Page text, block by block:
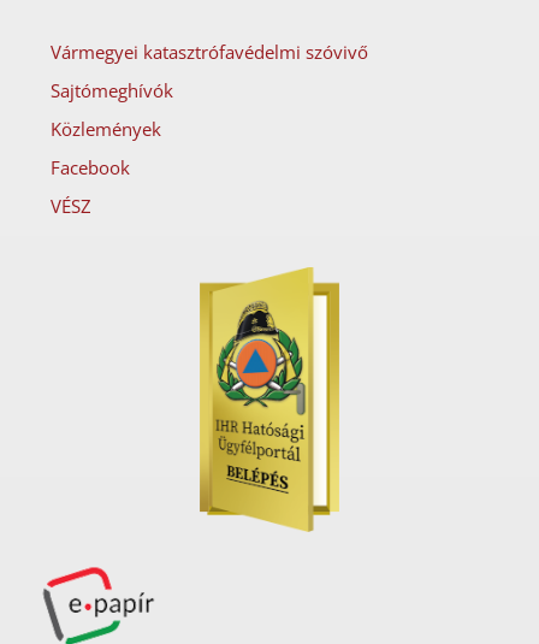
Vármegyei katasztrófavédelmi szóvivő
Sajtómeghívók
Közlemények
Facebook
VÉSZ